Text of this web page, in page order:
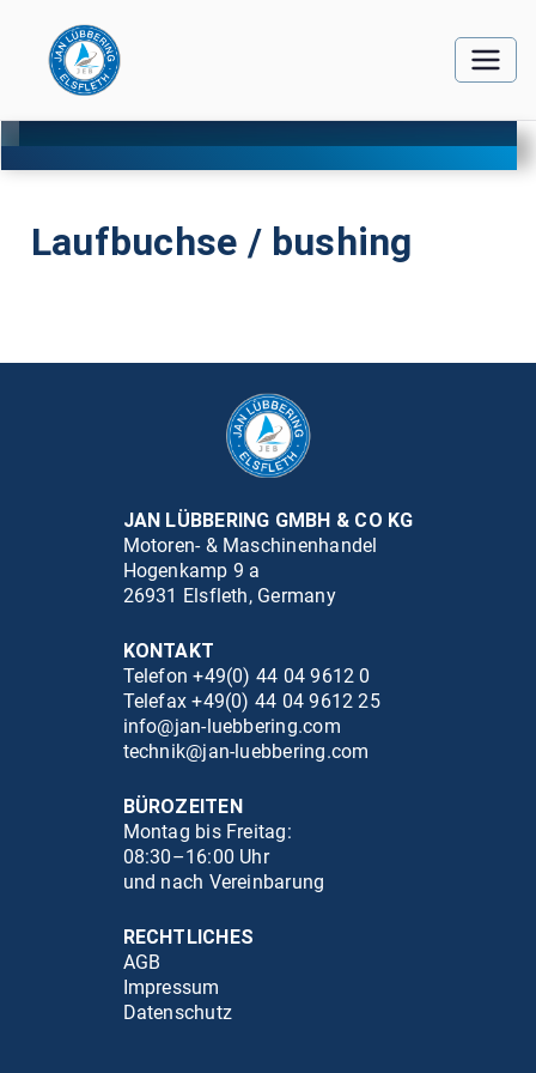
Laufbuchse / bushing
JAN LÜBBERING GMBH & CO KG
Motoren- & Maschinenhandel
Hogenkamp 9 a
26931 Elsfleth, Germany
KONTAKT
Telefon +49(0) 44 04 9612 0
Telefax +49(0) 44 04 9612 25
info@jan-luebbering.com
technik@jan-luebbering.com
BÜROZEITEN
Montag bis Freitag:
08:30–16:00 Uhr
und nach Vereinbarung
RECHTLICHES
AGB
Impressum
Datenschutz